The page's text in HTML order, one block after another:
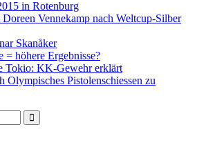
in Rotenburg
Vennekamp nach Weltcup-Silber
Skanåker
= höhere Ergebnisse?
Tokio: KK-Gewehr erklärt
Olympisches Pistolenschiessen zu